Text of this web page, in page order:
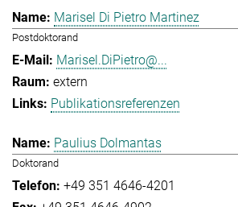
Marisel Di Pietro Martinez
Postdoktorand
Marisel.DiPietro@...
extern
Publikationsreferenzen
Paulius Dolmantas
Doktorand
+49 351 4646-4201